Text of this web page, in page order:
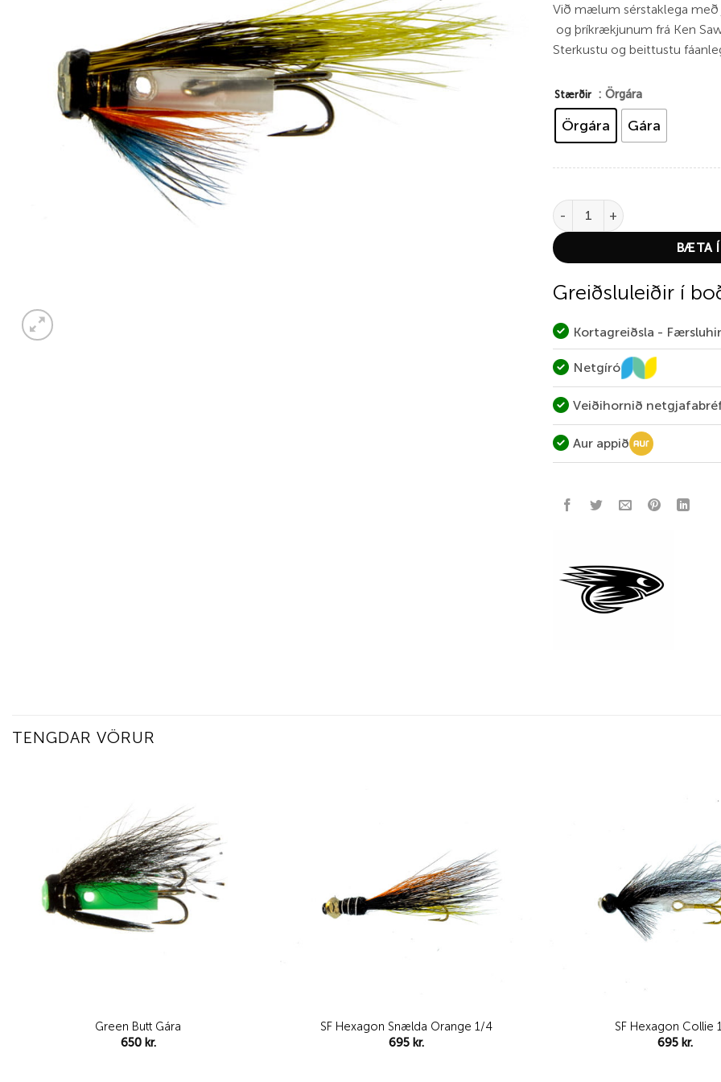
Við mælum sérstaklega
og þríkrækjunum frá Ken
Sterkustu og beittustu
Stærðir : Örgára
Örgára Gára
Munro Killer Gára quantity
BÆTA Í
Greiðsluleiðir í
Kortagreiðsla -
Netgíró
Veiðihornið
Aur appið
TENGDAR VÖRUR
Green Butt Gára
650 kr.
SF Hexagon Snælda Orange 1/4
695kr.
SF Hexagon Collie
695 kr.